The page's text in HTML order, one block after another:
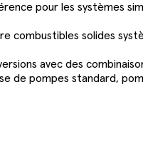
pour les systèmes
combustibles solides
avec des
de pompes standard,